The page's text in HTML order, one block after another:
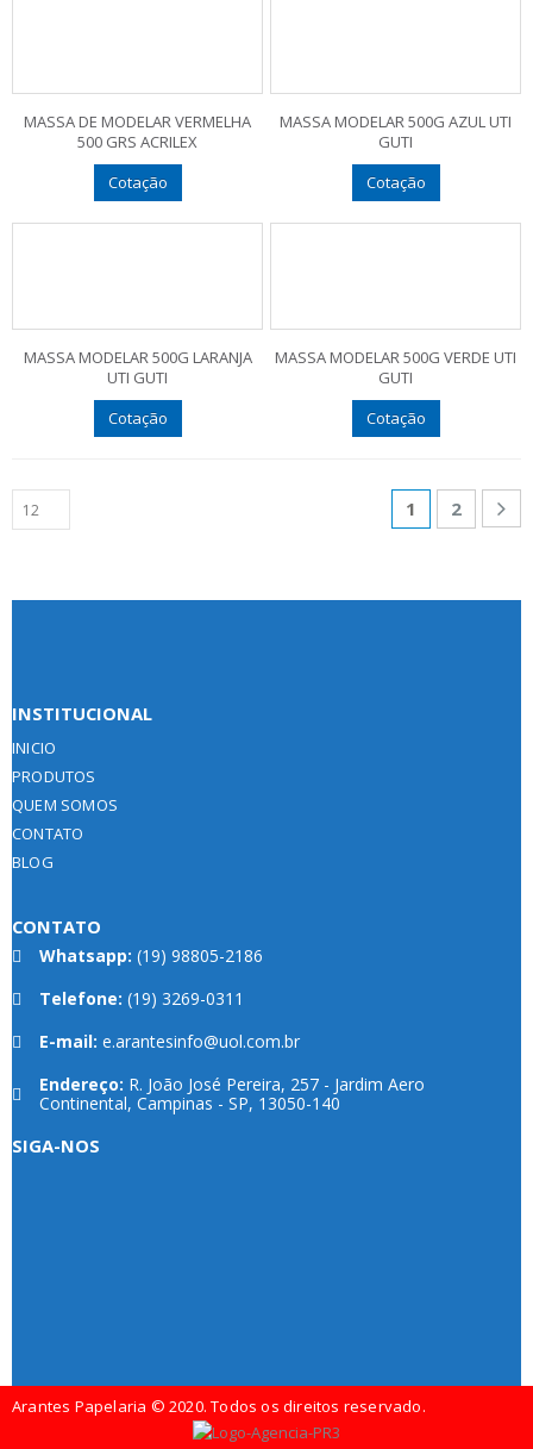
MASSA DE MODELAR VERMELHA
500 GRS ACRILEX
Cotação
MASSA MODELAR 500G AZUL UTI
GUTI
Cotação
MASSA MODELAR 500G LARANJA
UTI GUTI
Cotação
MASSA MODELAR 500G VERDE UTI
GUTI
Cotação
1 2
INSTITUCIONAL
INICIO
PRODUTOS
QUEM SOMOS
CONTATO
BLOG
CONTATO
Whatsapp: (19) 98805-2186
Telefone: (19) 3269-0311
E-mail: e.arantesinfo@uol.com.br
Endereço: R. João José Pereira, 257 - Jardim Aero
Continental, Campinas - SP, 13050-140
SIGA-NOS
Arantes Papelaria © 2020. Todos os direitos reservado.